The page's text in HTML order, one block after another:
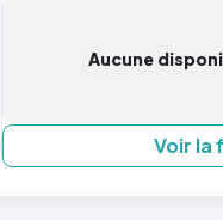
Aucune
Voir la